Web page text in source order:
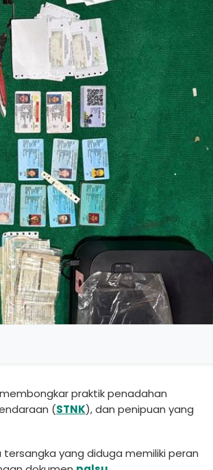
membongkar praktik penadahan
(STNK), dan penipuan yang
yang diduga memiliki peran